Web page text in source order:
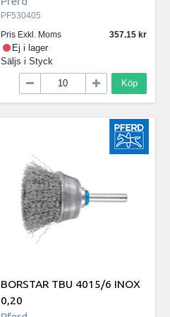
PF530405
Pris Exkl. Moms
357.15
Ej i lager
Säljs iStyck
Köp
BORSTAR TBU 4015/6 INOX
0,20